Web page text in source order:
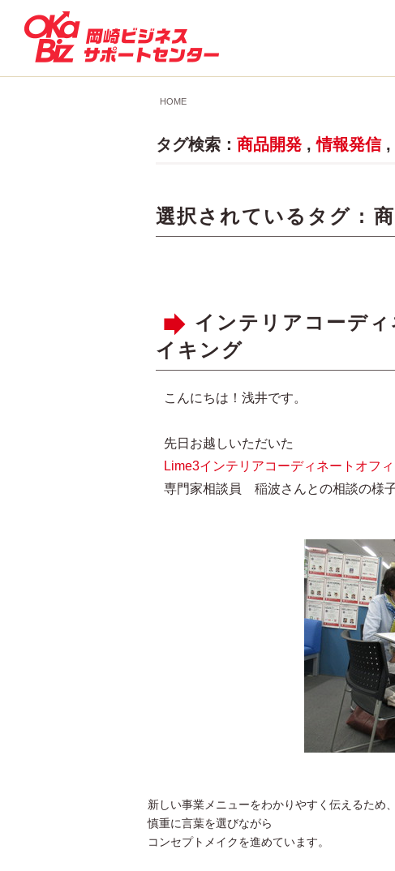
HOME
タグ検索： 商品開発,情報発信,
選択されているタグ :
インテリアコーデ
イキング
こんにちは！浅井です。
先日お越しいただいた
Lime3インテリアコーディネートオフ
専門家相談員 稲波さんとの相談の様子
新しい事業メニューをわかりやすく伝えるため、
慎重に言葉を選びながら
コンセプトメイクを進めています。